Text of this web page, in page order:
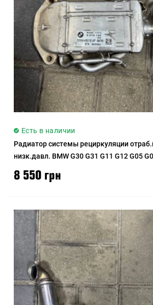
Есть в наличии
Радиатор системы рециркуляции
низк.давл. BMW G30 G31 G11 G12 G05
8 550 грн